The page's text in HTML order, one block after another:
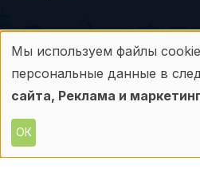
Пользовательское
соглашение
Любое использование
персональных
данных
и
Мы используем файлы
персональные данные в
сайта, Реклама и
ОК